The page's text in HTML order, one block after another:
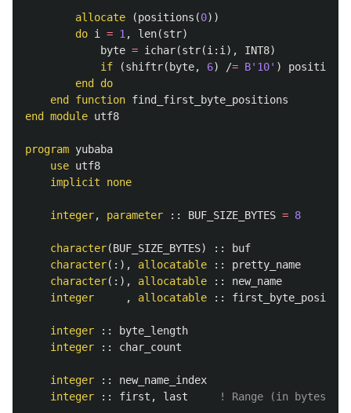
allocate (positions (0))
do i = 1 , len(str)
byte = ichar(str(i : i ), INT8)
if
(shiftr( byte, 6) /= B'10' )
positions
end
do
end
function find_first_byte_positions
end
module utf8
program yubaba
use utf8
implicit
none
integer, parameter :: BUF_SIZE_BYTES = 8
character(BUF_SIZE_BYTES) ::
buf
character(:), allocatable ::
pretty_name
character(:), allocatable ::
new_name
integer
, allocatable ::
integer ::
byte_length
integer
:: char_count
integer ::
new_name_index
integer
:: first , last ! Range (in bytes) of